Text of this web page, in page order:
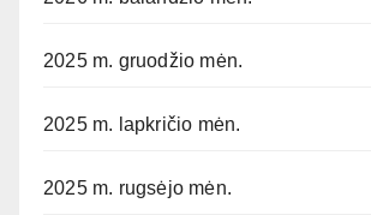
2025 m. gruodžio mėn.
2025 m. lapkričio mėn.
2025 m. rugsėjo mėn.